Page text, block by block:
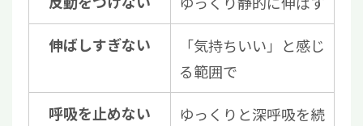
伸ばしすぎない
「気持ちいい」と感じ
る範囲で
呼吸を止めない
ゆっくりと深呼吸を続